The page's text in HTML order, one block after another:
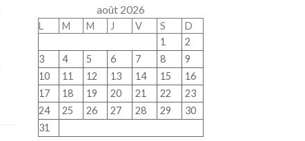
août 2026
L M M J V S
D
1
2
3
4 5 6 7 8
9
10
11 12 13 14 15
16
17
18 19 20 21 22
23
24
25 26 27 28 29
30
31